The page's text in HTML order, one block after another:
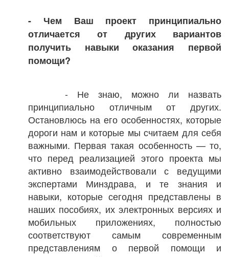
- Чем Ваш проект принципиально
отличается от других вариантов
получить навыки оказания первой
помощи?
- Не знаю, можно ли назвать
принципиально отличным от других.
Остановлюсь на его особенностях, которые
дороги нам и которые мы считаем для себя
важными. Первая такая особенность — то,
что перед реализацией этого проекта мы
активно взаимодействовали с ведущими
экспертами Минздрава, и те знания и
навыки, которые сегодня представлены в
наших пособиях, их электронных версиях и
мобильных приложениях, полностью
соответствуют самым современным
представлениям о первой помощи и